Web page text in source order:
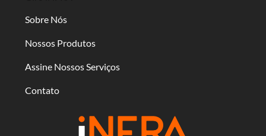
Sobre Nós
Nossos Produtos
Assine Nossos Serviços
Contato